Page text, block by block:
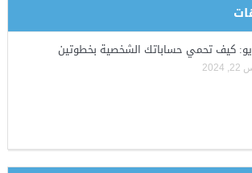
كيف تحمي حساباتك الشخصية بخطوتين